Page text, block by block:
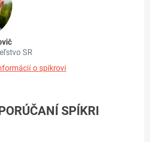
SR
o spíkrovi
SPÍKRI